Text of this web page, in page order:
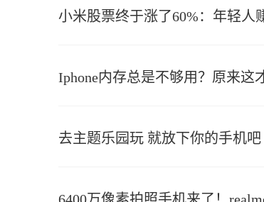
小米股票终于涨了60%：年轻人
Iphone内存总是不够用？原来这
去主题乐园玩 就放下你的手机吧